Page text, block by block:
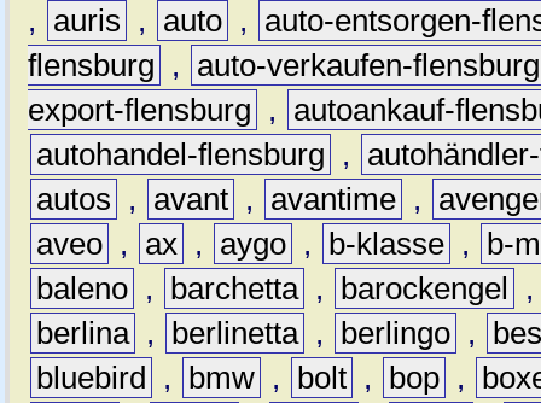
, auris , auto ,
auto-entsorgen-
flensburg
,
auto-verkaufen-flensburg
export-flensburg
,
autoankauf-
autohandel-flensburg
,
autos
, avant , avantime ,
aveo , ax , aygo , b-klasse ,
b-
baleno , barchetta , barockengel
berlina , berlinetta , berlingo ,
bluebird
, bmw , bolt , bop ,